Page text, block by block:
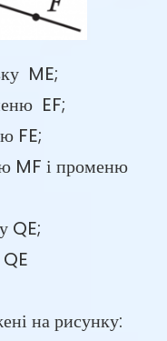
ME;
EF;
FE;
MF і променю
QE;
на рисунку: